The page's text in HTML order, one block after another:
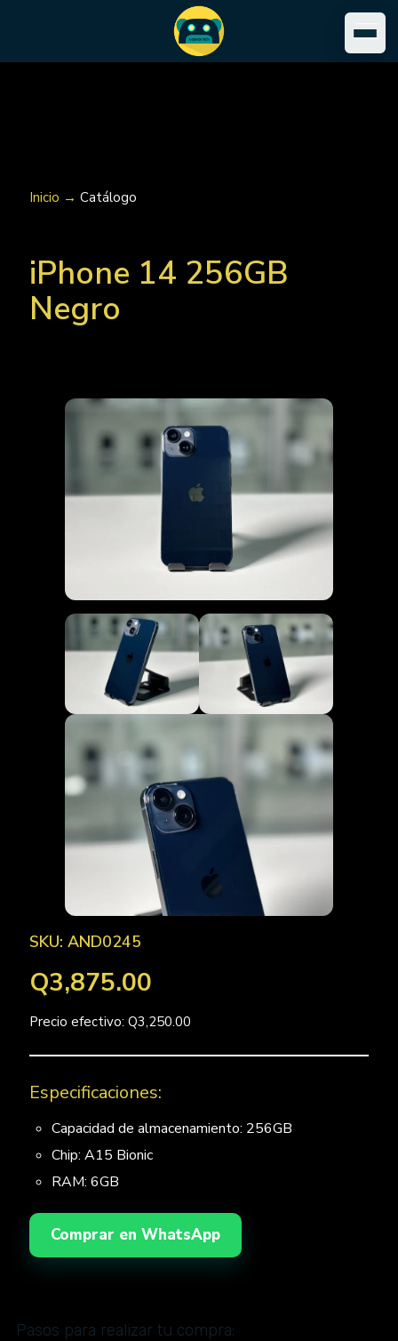
Inicio → Catálogo
iPhone 14 256GB
Negro
SKU: AND0245
Q3,875.00
Precio efectivo: Q3,250.00
Especificaciones:
Capacidad de almacenamiento: 256GB
Chip: A15 Bionic
RAM: 6GB
Comprar en WhatsApp
Pasos para realizar tu compra: